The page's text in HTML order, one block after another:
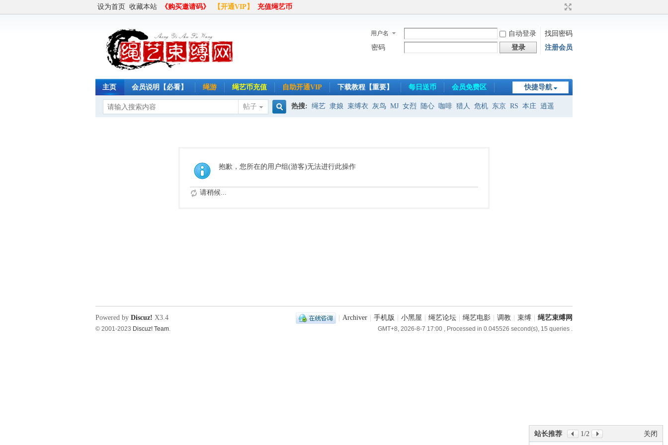
设为首页 收藏本站 《购买邀请码》 【开通VIP】 充值绳艺币
用户名 自动登录
找回密码
密码
登录 注册会员
快捷导航
主页 会员说明【必看】 绳游 绳艺币充值 自助开通VIP 下载教程【重要】 每日送币 会员免费区
帖子
索
热搜: 绳艺 隶娘 束缚衣 灰鸟 MJ 女烈 随心 咖啡 猎人 危机 东京 RS 本庄 逍遥
抱歉，您所在的用户组(游客)无法进行此操作
请稍候...
关闭
站长推荐 1/2
Archiver 手机版 小黑屋 绳艺论坛 绳艺电影 调教 束缚 绳艺束缚网
GMT+8, 2026-8-7 17:00 , Processed in 0.045526 second(s), 15 queries .
Powered by Discuz! X3.4
© 2001-2023 Discuz! Team